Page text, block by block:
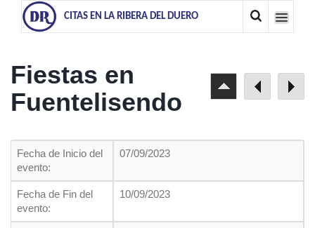
CITAS EN LA RIBERA DEL DUERO
Fiestas en
Fuentelisendo
Fecha de Inicio del
evento:
07/09/2023
Fecha de Fin del
evento:
10/09/2023